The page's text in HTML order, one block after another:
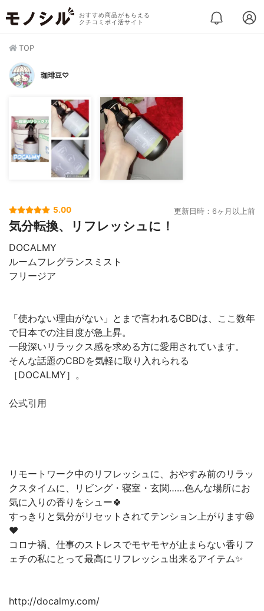
おすすめ商品がもらえる
クチコミポイ活サイト
TOP
珈琲豆♡
5.00 更新日時：6ヶ月以上前
気分転換、リフレッシュに！
DOCALMY
ルームフレグランスミスト
フリージア
「使わない理由がない」とまで言われるCBDは、ここ数年
で日本での注目度が急上昇。
一段深いリラックス感を求める方に愛用されています。
そんな話題のCBDを気軽に取り入れられる
［DOCALMY］。
公式引用
リモートワーク中のリフレッシュに、おやすみ前のリラッ
クスタイムに、リビング・寝室・玄関……色んな場所にお
気に入りの香りをシュー🍀
すっきりと気分がリセットされてテンション上がります😆
♥️
コロナ禍、仕事のストレスでモヤモヤが止まらない香りフ
ェチの私にとって最高にリフレッシュ出来るアイテム✨
http://docalmy.com/